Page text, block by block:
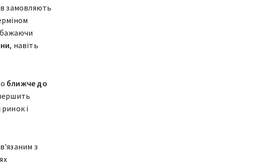
замовляють
бажаючи
, навіть
ближче до
і
з